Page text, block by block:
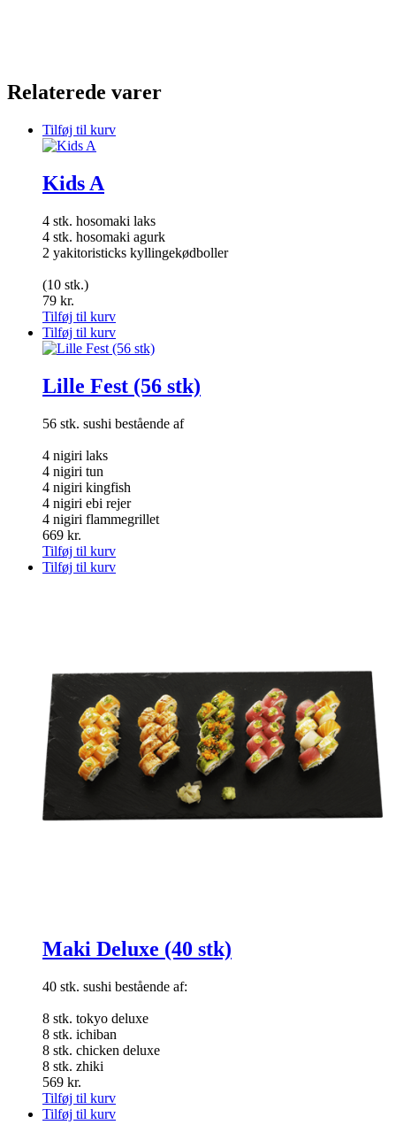
Relaterede varer
Tilføj til kurv
Kids A
4 stk. hosomaki laks
4 stk. hosomaki agurk
2 yakitoristicks kyllingekødboller
(10 stk.)
79 kr.
Tilføj til kurv
Tilføj til kurv
Lille Fest (56 stk)
56 stk. sushi bestående af
4 nigiri laks
4 nigiri tun
4 nigiri kingfish
4 nigiri ebi rejer
4 nigiri flammegrillet
669 kr.
Tilføj til kurv
Tilføj til kurv
Maki Deluxe (40 stk)
40 stk. sushi bestående af:
8 stk. tokyo deluxe
8 stk. ichiban
8 stk. chicken deluxe
8 stk. zhiki
569 kr.
Tilføj til kurv
Tilføj til kurv